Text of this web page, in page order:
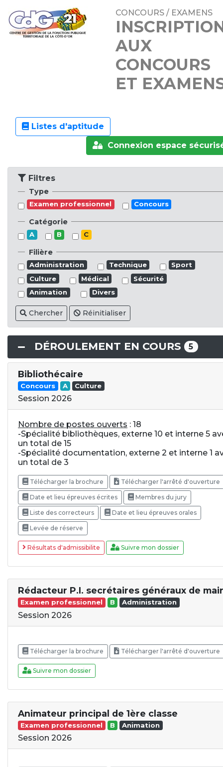
CONCOURS / EXAMENS
AUX
CONCOURS
ET
Listes d'aptitude
Connexion espace
Filtres
Type
Examen professionnel Concours
Catégorie
A B C
Filière
Administration Technique
Sport
Culture
Médical
Sécurité
Animation
Divers
Chercher Réinitialiser
DÉROULEMENT EN COURS 5
Bibliothécaire
Concours A Culture
Session 2026
Nombre de postes ouverts : 18
-Spécialité bibliothèques, externe 10 et interne 5
un total de 15
-Spécialité documentation, externe 2 et interne 1
un total de 3
Télécharger la brochure Télécharger l'arrêté d'ouverture
Date et lieu épreuves écrites Membres du jury
Liste des correcteurs Date et lieu épreuves orales
Levée de réserve
Résultats d'admissibilite Suivre mon dossier
Rédacteur P.I. secrétaires généraux de
Examen professionnel B Administration
Session 2026
Télécharger la brochure Télécharger l'arrêté d'ouverture
Suivre mon dossier
Animateur principal de 1ère classe
Examen professionnel B Animation
Session 2026